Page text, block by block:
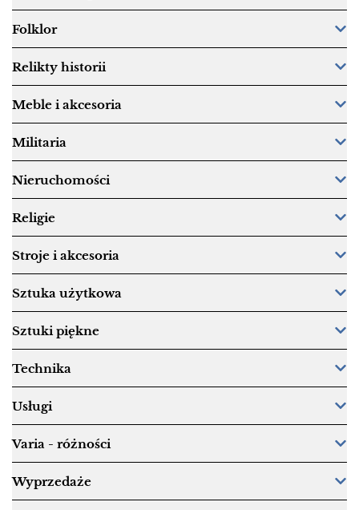
Folklor
Relikty historii
Meble i akcesoria
Militaria
Nieruchomości
Religie
Stroje i akcesoria
Sztuka użytkowa
Sztuki piękne
Technika
Usługi
Varia - różności
Wyprzedaże